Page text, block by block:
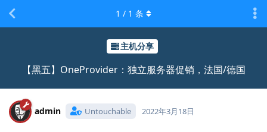
主机分享
【黑五】OneProvider：独立服务器促销，法国/德国
1 / 1 条
admin Untouchable 2022年3月18日